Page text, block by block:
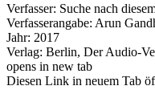
Verfasser: Suche nach
Verfasserangabe: Arun
Jahr: 2017
Verlag: Berlin, Der Audio-
opens in new tab
Diesen Link in neuem Tab